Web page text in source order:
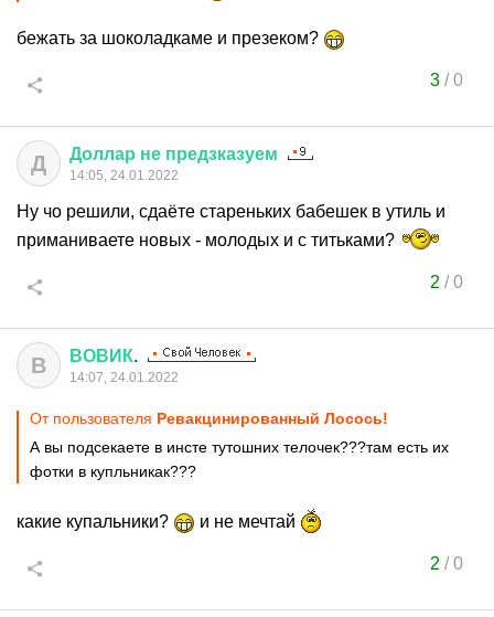
бежать за шоколадкаме и презеком?
3/0
Д Доллар не предзказуем
14:05, 24.01.2022
Ну чо решили, сдаёте стареньких бабешек в утиль и
приманиваете новых - молодых и с титьками?
2 /0
В ВОВИК.
14:07, 24.01.2022
От пользователя Ревакцинированный Лосось!
А вы подсекаете в инсте тутошних телочек???там есть их
фотки в купльникак???
какие купальники? и не мечтай
2 /0